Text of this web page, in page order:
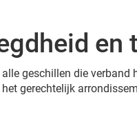
en
geschillen die
gerechtelijk